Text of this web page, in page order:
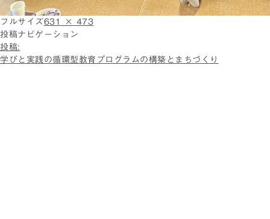
フルサイズ631 × 473
投稿ナビゲーション
投稿:
学びと実践の循環型教育プログラムの構築とまちづくり